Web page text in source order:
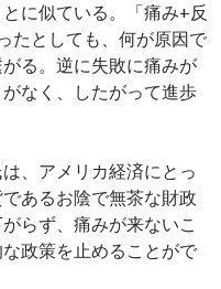
に似ている。「痛み+反
たとしても、何が原因で
る。逆に失敗に痛みが
なく、したがって進歩
、アメリカ経済にとっ
あるお陰で無茶な財政
らず、痛みが来ないこ
政策を止めることがで